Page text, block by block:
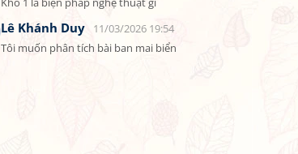
Khổ 1 là biện pháp nghệ thuật gì
Lê Khánh Duy
11/03/2026 19:54
Tôi muốn phân tích bài ban mai biển